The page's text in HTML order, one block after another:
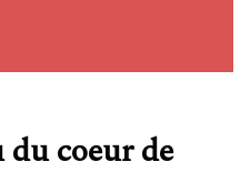
coeur de